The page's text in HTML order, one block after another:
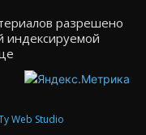
разрешено
индексируемой
Web Studio